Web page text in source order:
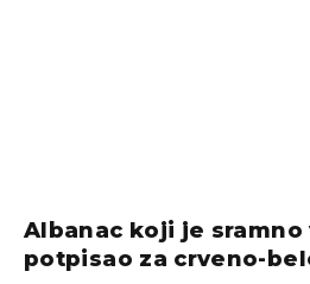
Albanac koji je sramno
potpisao za crveno-